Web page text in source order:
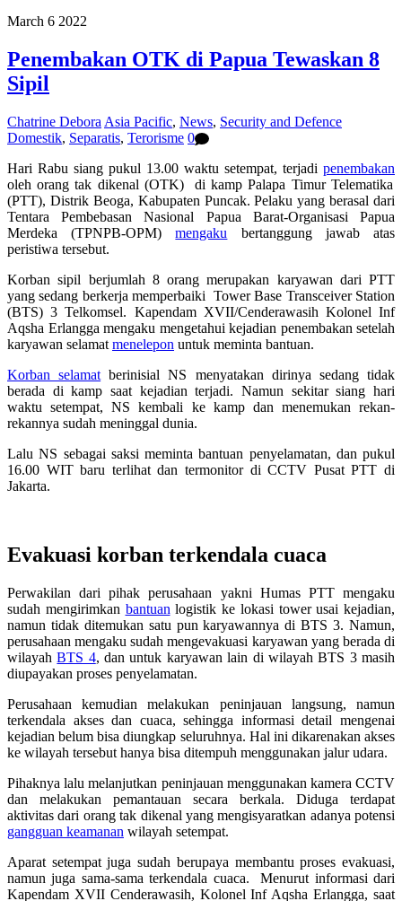
March 6 2022
Penembakan OTK di Papua Tewaskan 8
Sipil
Chatrine Debora Asia Pacific, News, Security and Defence
Domestik, Separatis, Terorisme 0
Hari Rabu siang pukul 13.00 waktu setempat, terjadi penembakan
oleh orang tak dikenal (OTK) di kamp Palapa Timur Telematika
(PTT), Distrik Beoga, Kabupaten Puncak. Pelaku yang berasal dari
Tentara Pembebasan Nasional Papua Barat-Organisasi Papua
Merdeka (TPNPB-OPM)mengaku bertanggung jawab atas
peristiwa tersebut.
Korban sipil berjumlah 8 orang merupakan karyawan dari PTT
yang sedang berkerja memperbaiki Tower Base Transceiver Station
(BTS) 3 Telkomsel. Kapendam XVII/Cenderawasih Kolonel Inf
Aqsha Erlangga mengaku mengetahui kejadian penembakan setelah
karyawan selamatmenelepon untuk meminta bantuan.
Korban selamatberinisial NS menyatakan dirinya sedang tidak
berada di kamp saat kejadian terjadi. Namun sekitar siang hari
waktu setempat, NS kembali ke kamp dan menemukan rekan-
rekannya sudah meninggal dunia.
Lalu NS sebagai saksi meminta bantuan penyelamatan, dan pukul
16.00 WIT baru terlihat dan termonitor di CCTV Pusat PTT di
Jakarta.
Evakuasi korban terkendala cuaca
Perwakilan dari pihak perusahaan yakni Humas PTT mengaku
sudah mengirimkan bantuan logistik ke lokasi tower usai kejadian,
namun tidak ditemukan satu pun karyawannya di BTS 3. Namun,
perusahaan mengaku sudah mengevakuasi karyawan yang berada di
wilayahBTS 4, dan untuk karyawan lain di wilayah BTS 3 masih
diupayakan proses penyelamatan.
Perusahaan kemudian melakukan peninjauan langsung, namun
terkendala akses dan cuaca, sehingga informasi detail mengenai
kejadian belum bisa diungkap seluruhnya. Hal ini dikarenakan akses
ke wilayah tersebut hanya bisa ditempuh menggunakan jalur udara.
Pihaknya lalu melanjutkan peninjauan menggunakan kamera CCTV
dan melakukan pemantauan secara berkala. Diduga terdapat
aktivitas dari orang tak dikenal yang mengisyaratkan adanya potensi
gangguan keamanan wilayah setempat.
Aparat setempat juga sudah berupaya membantu proses evakuasi,
namun juga sama-sama terkendala cuaca. Menurut informasi dari
Kapendam XVII Cenderawasih, Kolonel Inf Aqsha Erlangga, saat